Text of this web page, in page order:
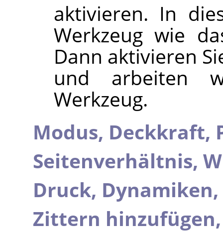
aktivieren. In
Werkzeug wie
Dann aktivieren
und
Werkzeug.
Modus, Deckkraft,
Seitenverhältnis,
Druck, Dynamiken,
Zittern